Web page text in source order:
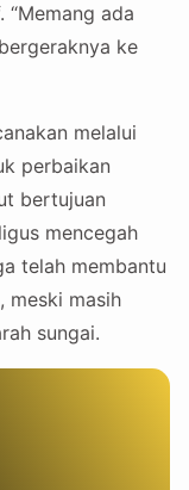
ada
ke
melalui
perbaikan
bertujuan
mencegah
telah membantu
meski masih
sungai.